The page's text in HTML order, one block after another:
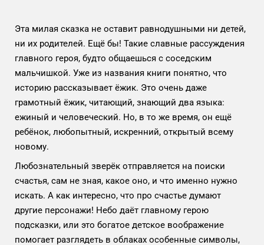
Эта милая сказка не оставит равнодушными ни детей,
ни их родителей. Ещё бы! Такие славные рассуждения
главного героя, будто общаешься с соседским
мальчишкой. Уже из названия книги понятно, что
историю рассказывает ёжик. Это очень даже
грамотный ёжик, читающий, знающий два языка:
ежиный и человеческий. Но, в то же время, он ещё
ребёнок, любопытный, искренний, открытый всему
новому.
Любознательный зверёк отправляется на поиски
счастья, сам не зная, какое оно, и что именно нужно
искать. А как интересно, что про счастье думают
другие персонажи! Небо даёт главному герою
подсказки, или это богатое детское воображение
помогает разглядеть в облаках особенные символы,